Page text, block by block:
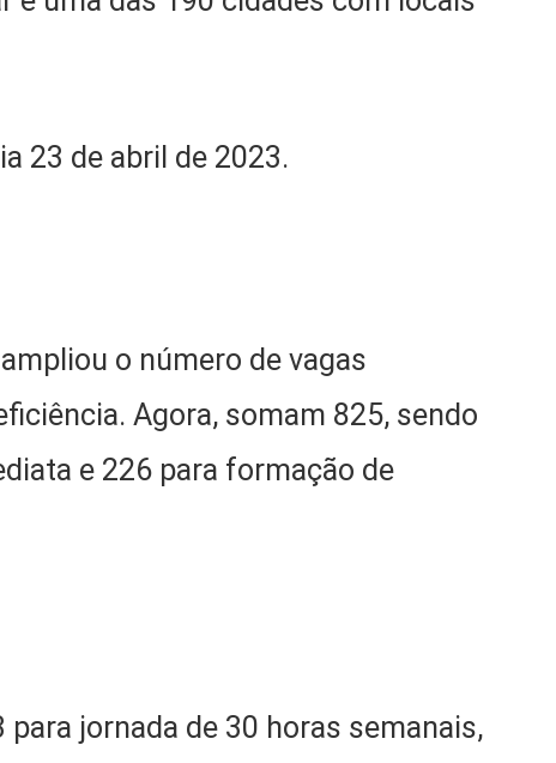
23 de abril de 2023.
o número de vagas
Agora, somam 825, sendo
e 226 para formação de
para jornada de 30 horas semanais,